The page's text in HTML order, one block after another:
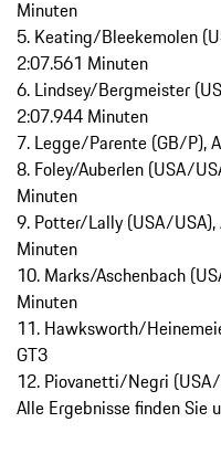
Minuten
5. Keating/Bleekemolen
2:07.561 Minuten
6. Lindsey/Bergmeister
2:07.944 Minuten
7. Legge/Parente (GB/P),
8. Foley/Auberlen (USA/
Minuten
9. Potter/Lally (USA/USA),
Minuten
10. Marks/Aschenbach
Minuten
11. Hawksworth/
GT3
12. Piovanetti/Negri
Alle Ergebnisse finden Sie